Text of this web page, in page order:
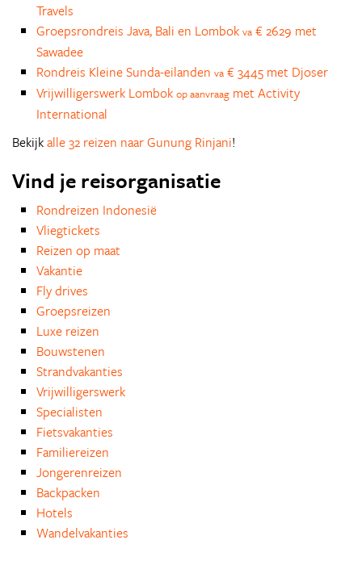
Travels
Groepsrondreis Java, Bali en Lombok va € 2629 met
Sawadee
Rondreis Kleine Sunda-eilanden va € 3445 met Djoser
Vrijwilligerswerk Lombok op aanvraag met Activity
International
Bekijkalle 32 reizen naar Gunung Rinjani!
Vind je reisorganisatie
Rondreizen Indonesië
Vliegtickets
Reizen op maat
Vakantie
Fly drives
Groepsreizen
Luxe reizen
Bouwstenen
Strandvakanties
Vrijwilligerswerk
Specialisten
Fietsvakanties
Familiereizen
Jongerenreizen
Backpacken
Hotels
Wandelvakanties